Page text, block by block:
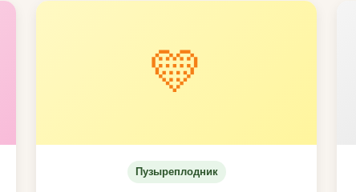
💛
Пузыреплодник